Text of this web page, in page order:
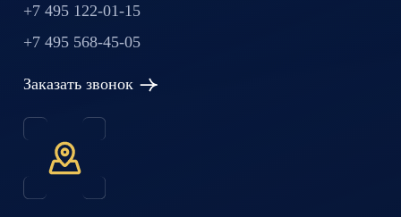
+7 495 122-01-15
+7 495 568-45-05
Заказать звонок